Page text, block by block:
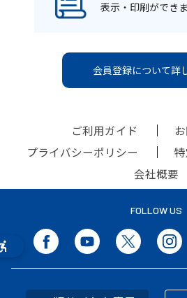
表示・印刷ができま
会員登録について詳
ご利用ガイド
プライバシーポリシー
会社概要
FOLLOW US